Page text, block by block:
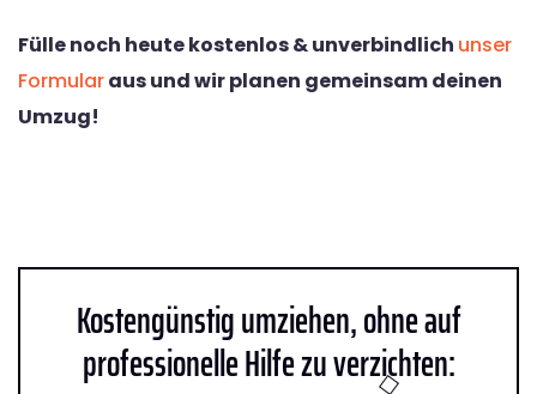
Fülle noch heute kostenlos & unverbindlich unser
Formularaus und wir planen gemeinsam deinen
Umzug!
Kostengünstig umziehen, ohne auf
professionelle Hilfe zu verzichten: